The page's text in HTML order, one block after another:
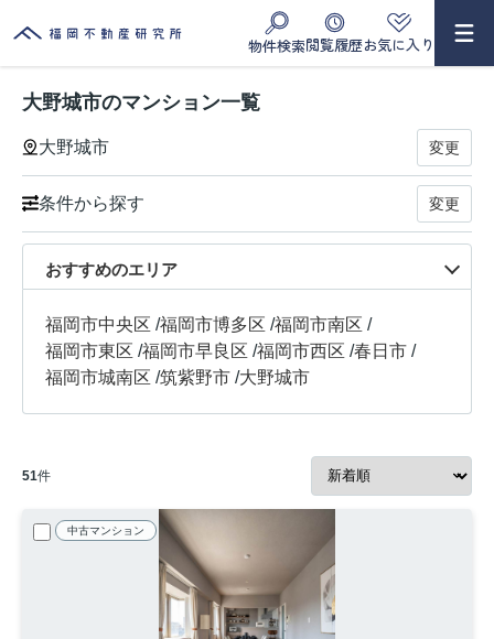
物件検索閲覧履歴お気に入り
大野城市のマンション一覧
大野城市 変更
条件から探す 変更
おすすめのエリア
福岡市中央区 /福岡市博多区 /福岡市南区 /
福岡市東区 /福岡市早良区 /福岡市西区 /春日市 /
福岡市城南区 /筑紫野市 /大野城市
51件
中古マンション